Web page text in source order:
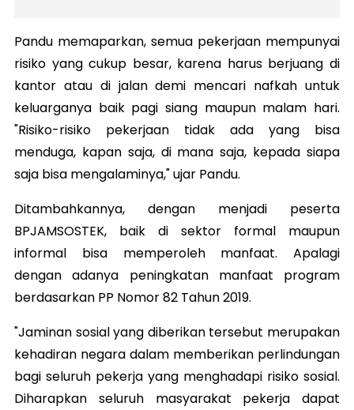
Pandu memaparkan, semua pekerjaan mempunyai
risiko yang cukup besar, karena harus berjuang di
kantor atau di jalan demi mencari nafkah untuk
keluarganya baik pagi siang maupun malam hari.
"Risiko-risiko pekerjaan tidak ada yang bisa
menduga, kapan saja, di mana saja, kepada siapa
saja bisa mengalaminya," ujar Pandu.
Ditambahkannya, dengan menjadi peserta
BPJAMSOSTEK, baik di sektor formal maupun
informal bisa memperoleh manfaat. Apalagi
dengan adanya peningkatan manfaat program
berdasarkan PP Nomor 82 Tahun 2019.
"Jaminan sosial yang diberikan tersebut merupakan
kehadiran negara dalam memberikan perlindungan
bagi seluruh pekerja yang menghadapi risiko sosial.
Diharapkan seluruh masyarakat pekerja dapat